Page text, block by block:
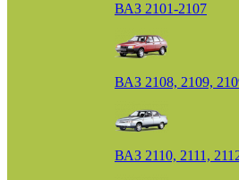
ВАЗ 2101-2107
ВАЗ 2108, 2109,
ВАЗ 2110, 2111,